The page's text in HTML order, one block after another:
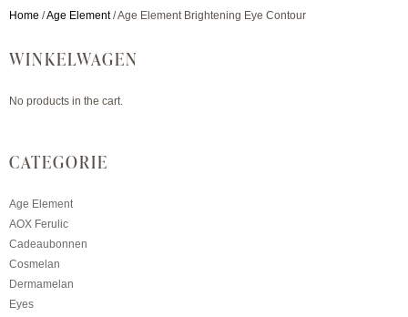
Home /Age Element/ Age Element Brightening Eye Contour
WINKELWAGEN
No products in the cart.
CATEGORIE
Age Element
AOX Ferulic
Cadeaubonnen
Cosmelan
Dermamelan
Eyes